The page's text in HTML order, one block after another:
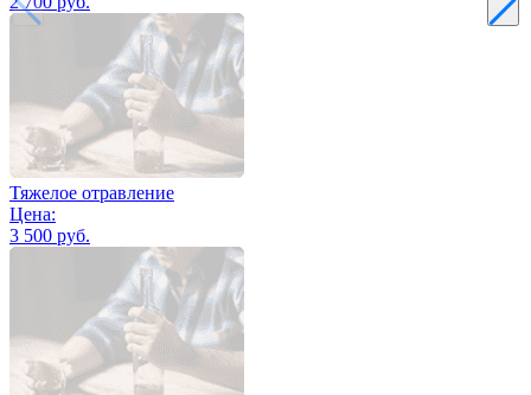
Тяжелое отравление
Цена:
3 500 руб.